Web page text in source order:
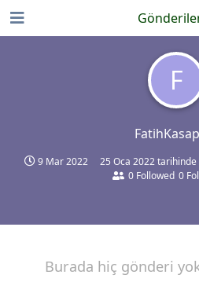
F
9 Mar 2022 25 Oca 2022tarihinde
0 Followed 0
Burada hiç gönderi